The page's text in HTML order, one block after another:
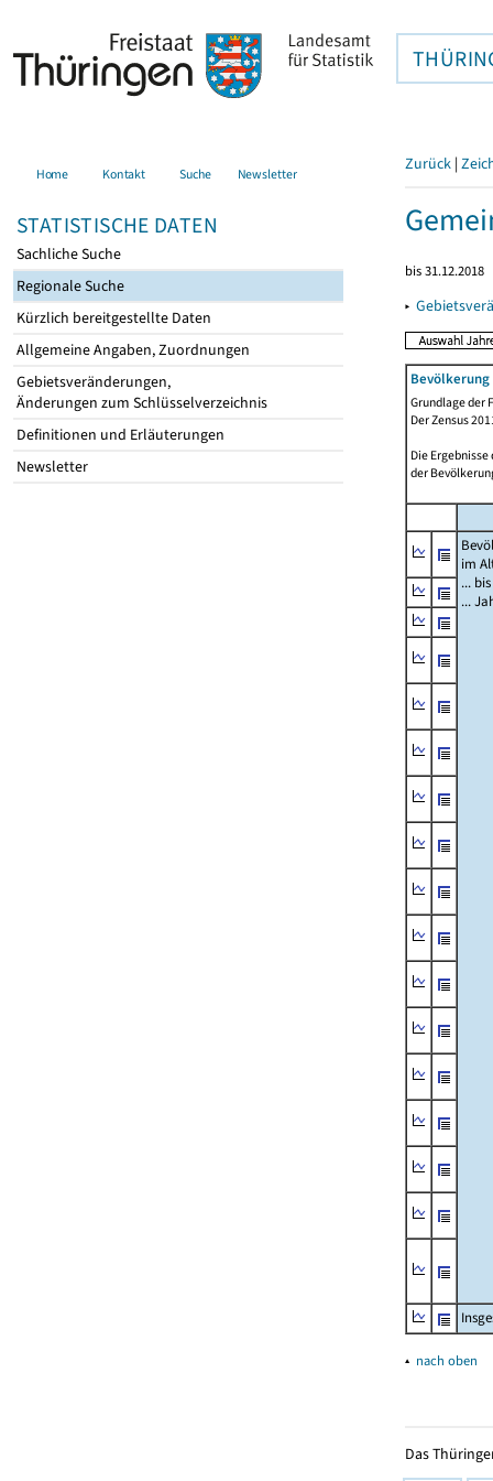
Home Kontakt Suche Newsletter
STATISTISCHE DATEN
Sachliche Suche
Regionale Suche
Kürzlich bereitgestellte Daten
Allgemeine Angaben, Zuordnungen
Gebietsveränderungen,
Änderungen zum Schlüsselverzeichnis
Definitionen und Erläuterungen
Newsletter
Zurück |
bis 31.12.2018
▸
Grundlage der
Der Zensus
Die
der
im
...
...
▴ nach oben
Das